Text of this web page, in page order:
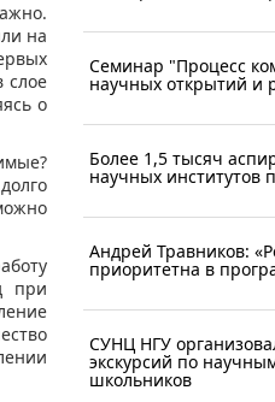
на
слое
о
при
Семинар "Процесс
научных открытий и
Более 1,5 тысяч
научных институтов
Андрей Травников:
приоритетна в
СУНЦ НГУ
экскурсий по
школьников